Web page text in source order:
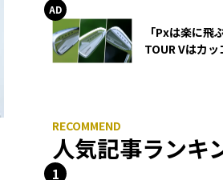
「Pxは楽に飛
TOUR Vはカ
人気記事ランキ